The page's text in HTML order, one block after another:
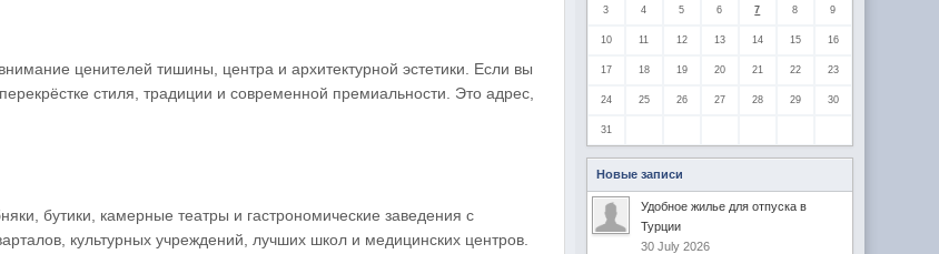
ценителей тишины, центра и архитектурной эстетики. Если вы
стиля, традиции и современной премиальности. Это адрес,
бутики, камерные театры и гастрономические заведения с
культурных учреждений, лучших школ и медицинских центров.
3 4 5 6 7 8 9
10 11 12 13 14 15 16
17 18 19 20 21 22 23
24 25 26 27 28 29 30
31
Новые записи
Удобное жилье для отпуска в
Турции
30 July 2026